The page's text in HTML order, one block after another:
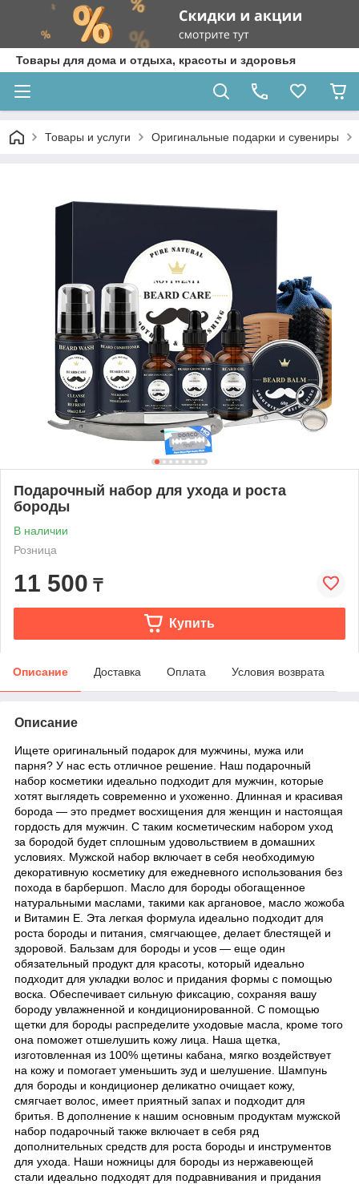
Товары для дома и отдыха, красоты и здоровья
Товары и услуги Оригинальные подарки и сувениры
Подарочный набор для ухода и роста
бороды
В наличии
Розница
11 500 ₸
Купить
Описание Доставка Оплата Условия возврата
Описание
Ищете оригинальный подарок для мужчины, мужа или
парня? У нас есть отличное решение. Наш подарочный
набор косметики идеально подходит для мужчин, которые
хотят выглядеть современно и ухоженно. Длинная и красивая
борода — это предмет восхищения для женщин и настоящая
гордость для мужчин. С таким косметическим набором уход
за бородой будет сплошным удовольствием в домашних
условиях. Мужской набор включает в себя необходимую
декоративную косметику для ежедневного использования без
похода в барбершоп. Масло для бороды обогащенное
натуральными маслами, такими как аргановое, масло жожоба
и Витамин Е. Эта легкая формула идеально подходит для
роста бороды и питания, смягчающее, делает блестящей и
здоровой. Бальзам для бороды и усов — еще один
обязательный продукт для красоты, который идеально
подходит для укладки волос и придания формы с помощью
воска. Обеспечивает сильную фиксацию, сохраняя вашу
бороду увлажненной и кондиционированной. С помощью
щетки для бороды распределите уходовые масла, кроме того
она поможет отшелушить кожу лица. Наша щетка,
изготовленная из 100% щетины кабана, мягко воздействует
на кожу и помогает уменьшить зуд и шелушение. Шампунь
для бороды и кондиционер деликатно очищает кожу,
смягчает волос, имеет приятный запах и подходит для
бритья. В дополнение к нашим основным продуктам мужской
набор подарочный также включает в себя ряд
дополнительных средств для роста бороды и инструментов
для ухода. Наши ножницы для бороды из нержавеющей
стали идеально подходят для подравнивания и придания